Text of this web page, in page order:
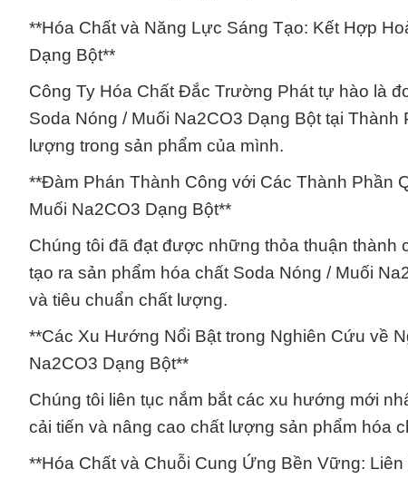
**Hóa Chất và Năng Lực Sáng Tạo: Kết Hợp
Dạng Bột**
Công Ty Hóa Chất Đắc Trường Phát tự hào là
Soda Nóng / Muối Na2CO3 Dạng Bột tại
lượng trong sản phẩm của mình.
**Đàm Phán Thành Công với Các Thành Phần
Muối Na2CO3 Dạng Bột**
Chúng tôi đã đạt được những thỏa thuận
tạo ra sản phẩm hóa chất Soda Nóng / Muối
và tiêu chuẩn chất lượng.
**Các Xu Hướng Nổi Bật trong Nghiên Cứu về
Na2CO3 Dạng Bột**
Chúng tôi liên tục nắm bắt các xu hướng mới
cải tiến và nâng cao chất lượng sản phẩm hóa
**Hóa Chất và Chuỗi Cung Ứng Bền Vững: